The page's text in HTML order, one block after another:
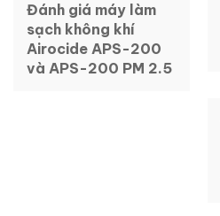
Đánh giá máy làm
sạch không khí
Airocide APS-200
và APS-200 PM 2.5